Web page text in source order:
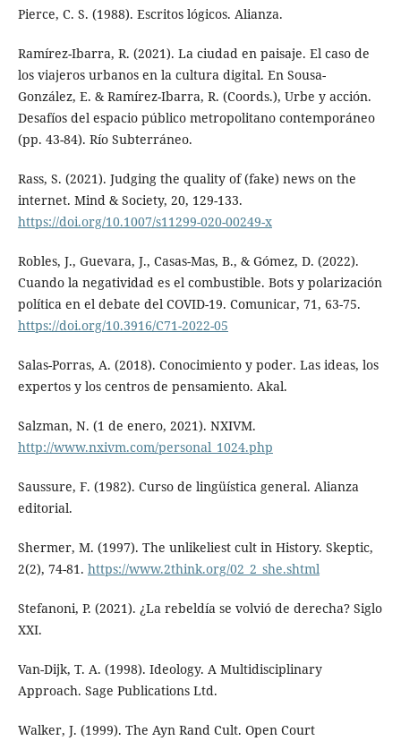
Pierce, C. S. (1988). Escritos lógicos. Alianza.
Ramírez-Ibarra, R. (2021). La ciudad en paisaje. El caso de
los viajeros urbanos en la cultura digital. En Sousa-
González, E. & Ramírez-Ibarra, R. (Coords.), Urbe y acción.
Desafíos del espacio público metropolitano contemporáneo
(pp. 43-84). Río Subterráneo.
Rass, S. (2021). Judging the quality of (fake) news on the
internet. Mind & Society, 20, 129-133.
https://doi.org/10.1007/s11299-020-00249-x
Robles, J., Guevara, J., Casas-Mas, B., & Gómez, D. (2022).
Cuando la negatividad es el combustible. Bots y polarización
política en el debate del COVID-19. Comunicar, 71, 63-75.
https://doi.org/10.3916/C71-2022-05
Salas-Porras, A. (2018). Conocimiento y poder. Las ideas, los
expertos y los centros de pensamiento. Akal.
Salzman, N. (1 de enero, 2021). NXIVM.
http://www.nxivm.com/personal_1024.php
Saussure, F. (1982). Curso de lingüística general. Alianza
editorial.
Shermer, M. (1997). The unlikeliest cult in History. Skeptic,
2(2), 74-81. https://www.2think.org/02_2_she.shtml
Stefanoni, P. (2021). ¿La rebeldía se volvió de derecha? Siglo
XXI.
Van-Dijk, T. A. (1998). Ideology. A Multidisciplinary
Approach. Sage Publications Ltd.
Walker, J. (1999). The Ayn Rand Cult. Open Court